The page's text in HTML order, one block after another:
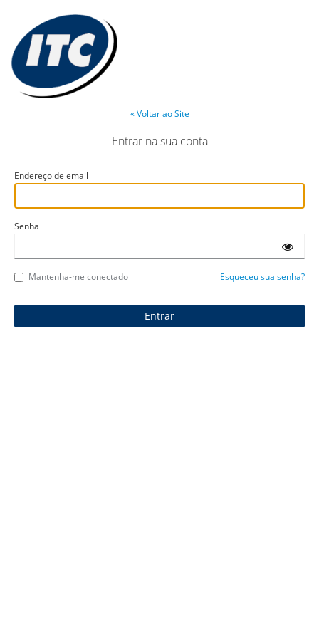
« Voltar ao Site
Entrar na sua conta
Endereço de email
Senha
Mantenha-me conectado Esqueceu sua senha?